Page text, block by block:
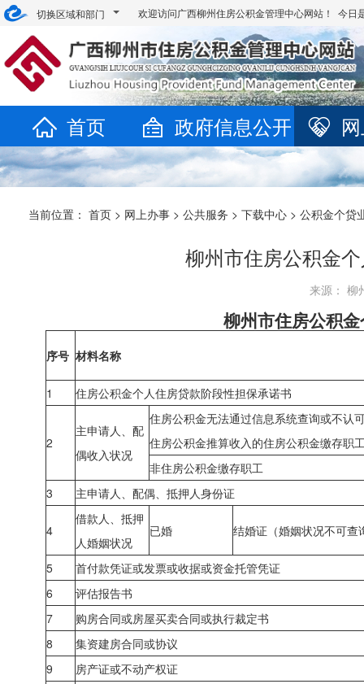
切换区域和部门 欢迎访问广西柳州住房公积金管理中心网站！ 今日
首页 政府信息公开
当前位置： 首页 > 网上办事 > 公共服务 > 下载中心 > 公积金个贷
柳州市住房公积金
来源：
柳州市住房公积
序号 材料名称
1 住房公积金个人住房贷款阶段性担保承诺书
2
主申请人、配
偶收入状况
住房公积金无法通过信息系统查询或不认
住房公积金推算收入的住房公积金缴存职
非住房公积金缴存职工
3
主申请人、配偶、抵押人身份证
4
借款人、抵押
人婚姻状况
已婚 结婚证（婚姻状况不可查
5 首付款凭证或发票或收据或资金托管凭证
6
评估报告书
7
购房合同或房屋买卖合同或执行裁定书
8
集资建房合同或协议
9
房产证或不动产权证